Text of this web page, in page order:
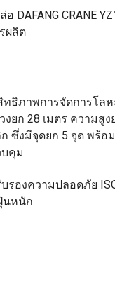
DAFANG CRANE
ผลิต
ทธิภาพการจัดการโล
ก 28 เมตร ความสู
ซึ่งมีจุดยก 5 จุด พร้
คุม
องความปลอดภัย
นหนัก